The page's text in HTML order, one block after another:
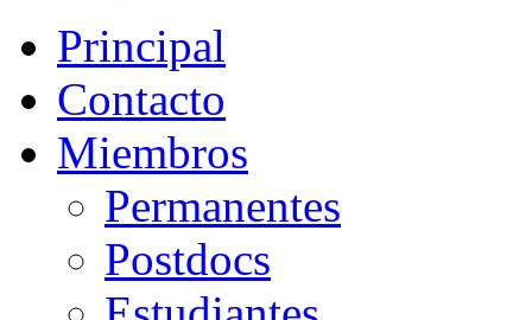
Principal
Contacto
Miembros
Permanentes
Postdocs